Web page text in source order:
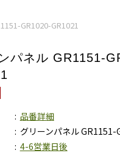
GR1020-GR1021
パネル GR1151-
品番詳細
グリーンパネル
4-6営業日後